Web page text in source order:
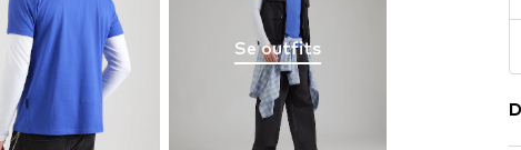
Se outfits